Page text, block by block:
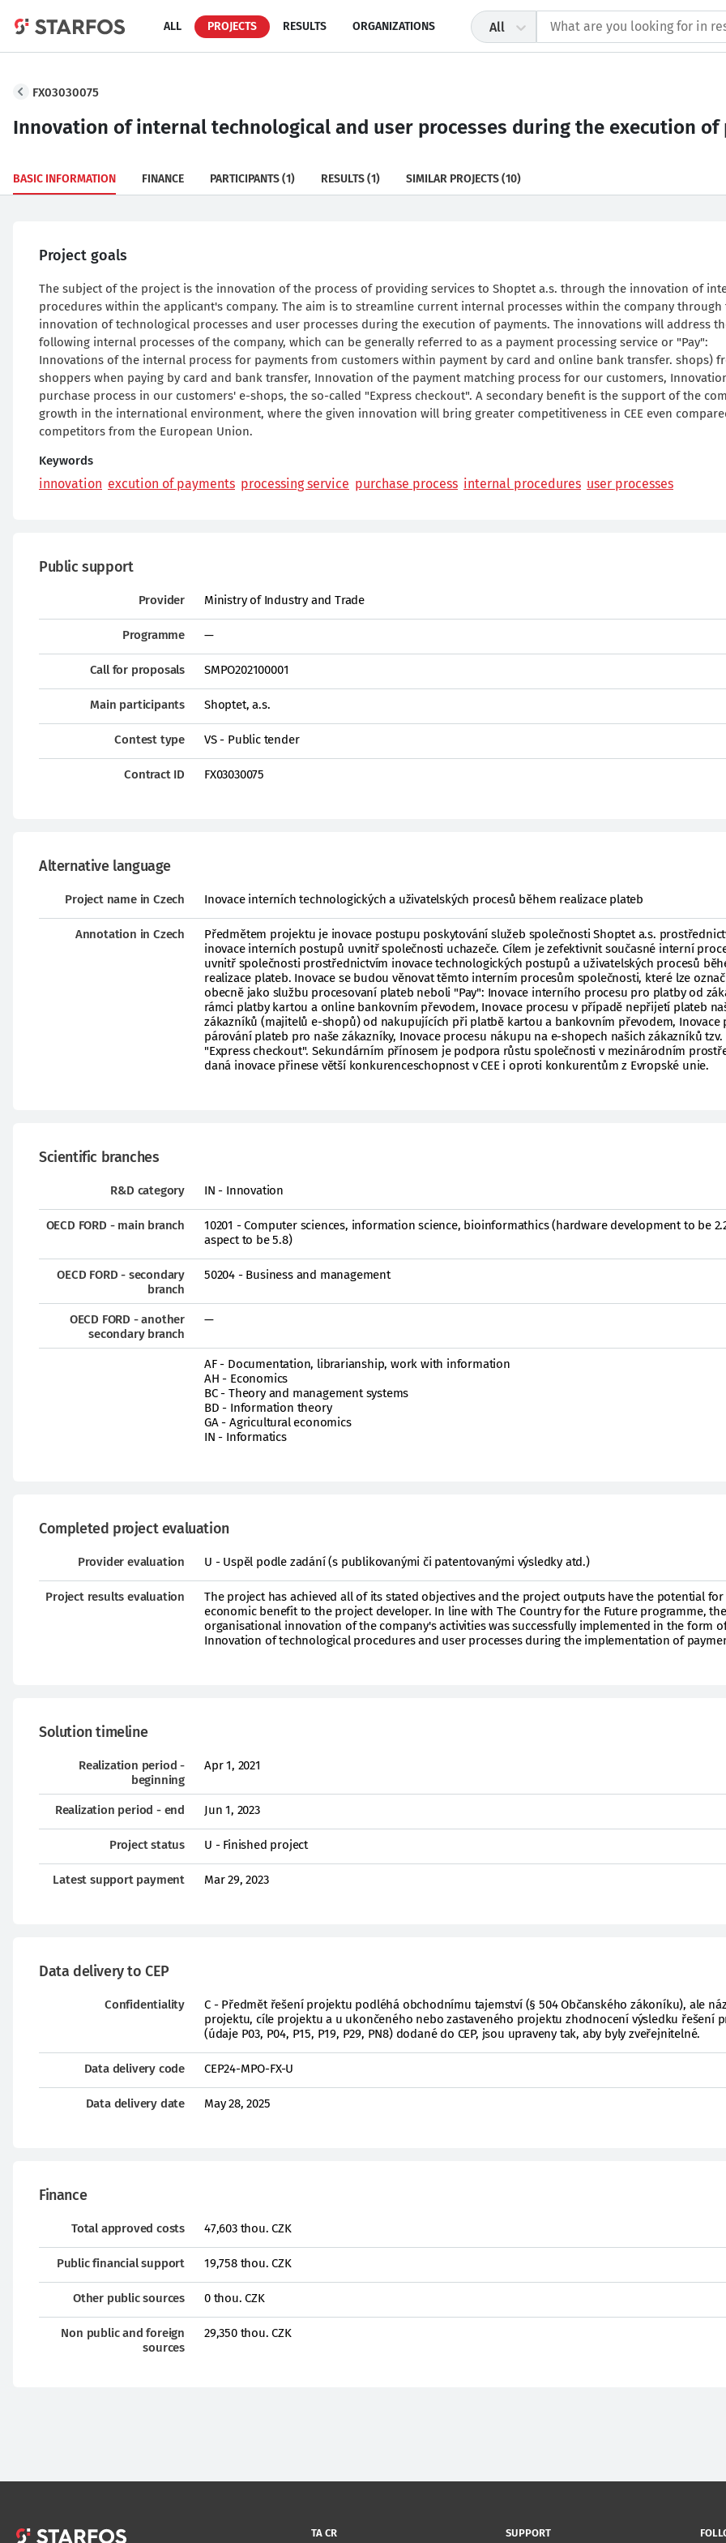
ALL PROJECTS RESULTS ORGANIZATIONS All
FX03030075
Innovation of internal technological and user processes during the execution of
BASIC INFORMATION FINANCE PARTICIPANTS(1) RESULTS(1) SIMILAR PROJECTS(10)
Project goals
The subject of the project is the innovation of the process of providing services to Shoptet a.s. through the innovation of
procedures within the applicant's company. The aim is to streamline current internal processes within the company through
innovation of technological processes and user processes during the execution of payments. The innovations will address
following internal processes of the company, which can be generally referred to as a payment processing service or "Pay":
Innovations of the internal process for payments from customers within payment by card and online bank transfer. shops)
shoppers when paying by card and bank transfer, Innovation of the payment matching process for our customers,
purchase process in our customers' e-shops, the so-called "Express checkout". A secondary benefit is the support of the
growth in the international environment, where the given innovation will bring greater competitiveness in CEE even
competitors from the European Union.
Keywords
innovation excution of payments processing service purchase process internal procedures user processes
Public support
Provider Ministry of Industry and Trade
Programme —
Call for proposals SMPO202100001
Main participants Shoptet, a.s.
Contest type VS - Public tender
Contract ID FX03030075
Alternative language
Project name in Czech Inovace interních technologických a uživatelských procesů během realizace plateb
Annotation in Czech
Předmětem projektu je inovace postupu poskytování služeb společnosti Shoptet a.s.
inovace interních postupů uvnitř společnosti uchazeče. Cílem je zefektivnit současné interní
uvnitř společnosti prostřednictvím inovace technologických postupů a uživatelských procesů
realizace plateb. Inovace se budou věnovat těmto interním procesům společnosti, které lze
obecně jako službu procesovaní plateb neboli "Pay": Inovace interního procesu pro platby od
rámci platby kartou a online bankovním převodem, Inovace procesu v případě nepřijetí plateb
zákazníků (majitelů e-shopů) od nakupujících při platbě kartou a bankovním převodem, Inovace
párování plateb pro naše zákazníky, Inovace procesu nákupu na e-shopech našich zákazníků tzv.
"Express checkout". Sekundárním přínosem je podpora růstu společnosti v mezinárodním
daná inovace přinese větší konkurenceschopnost v CEE i oproti konkurentům z Evropské unie.
Scientific branches
R&D category IN - Innovation
OECD FORD - main branch
10201 - Computer sciences, information science, bioinformathics (hardware development to be
aspect to be 5.8)
OECD FORD - secondary
branch
50204 - Business and management
OECD FORD - another
secondary branch
—
AF - Documentation, librarianship, work with information
AH - Economics
BC - Theory and management systems
BD - Information theory
GA - Agricultural economics
IN - Informatics
Completed project evaluation
Provider evaluation U - Uspěl podle zadání (s publikovanými či patentovanými výsledky atd.)
Project results evaluation
The project has achieved all of its stated objectives and the project outputs have the potential for
economic benefit to the project developer. In line with The Country for the Future programme, the
organisational innovation of the company's activities was successfully implemented in the form
Innovation of technological procedures and user processes during the implementation of
Solution timeline
Realization period -
beginning
Apr 1, 2021
Realization period - end Jun 1, 2023
Project status U - Finished project
Latest support payment Mar 29, 2023
Data delivery to CEP
Confidentiality
C - Předmět řešení projektu podléhá obchodnímu tajemství (§ 504 Občanského zákoníku), ale
projektu, cíle projektu a u ukončeného nebo zastaveného projektu zhodnocení výsledku řešení
(údaje P03, P04, P15, P19, P29, PN8) dodané do CEP, jsou upraveny tak, aby byly zveřejnitelné.
Data delivery code CEP24-MPO-FX-U
Data delivery date May 28, 2025
Finance
Total approved costs 47,603 thou. CZK
Public financial support 19,758 thou. CZK
Other public sources 0 thou. CZK
Non public and foreign
sources
29,350 thou. CZK
TA CR SUPPORT